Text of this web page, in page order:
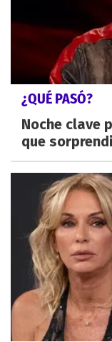
¿QUÉ PASÓ?
Noche clave
que